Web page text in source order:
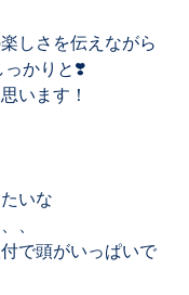
しさを伝えながら﻿
かりと❣️﻿
います！﻿
いな﻿
、﻿
で頭がいっぱいで